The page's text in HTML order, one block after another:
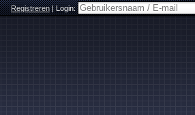
Registreren|Login: